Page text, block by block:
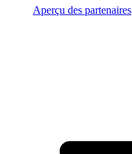
Aperçu des partenaires